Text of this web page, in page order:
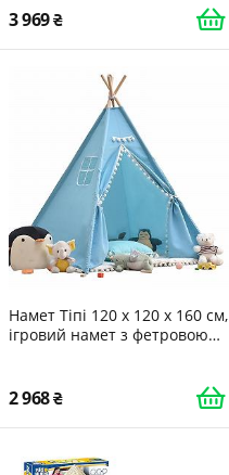
3 969
Намет Тіпі 120 x 120 x 160 см,
ігровий намет з фетровою
2 968